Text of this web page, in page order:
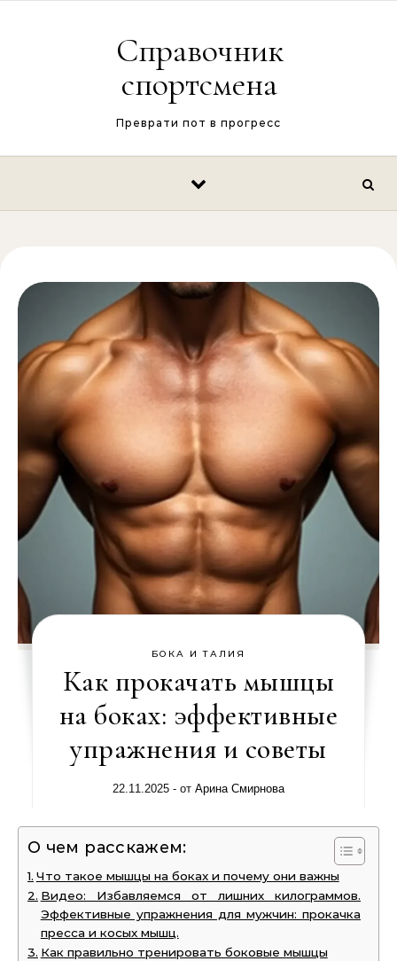
Справочник
спортсмена
Преврати пот в прогресс
БОКА И ТАЛИЯ
Как прокачать мышцы
на боках: эффективные
упражнения и советы
22.11.2025 - от Арина Смирнова
О чем расскажем:
Что такое мышцы на боках и почему они важны
Видео: Избавляемся от лишних килограммов.
Эффективные упражнения для мужчин: прокачка
пресса и косых мышц.
Как правильно тренировать боковые мышцы